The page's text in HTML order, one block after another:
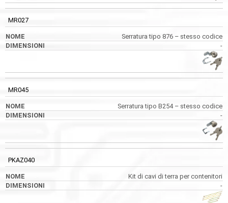
MR027
Serratura tipo 876 – stesso codice
-
MR045
Serratura tipo B254 – stesso codice
-
PKAZ040
Kit di cavi di terra per contenitori
-